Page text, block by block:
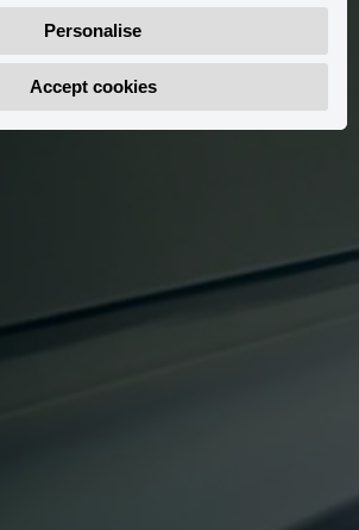
Personalise
Accept cookies